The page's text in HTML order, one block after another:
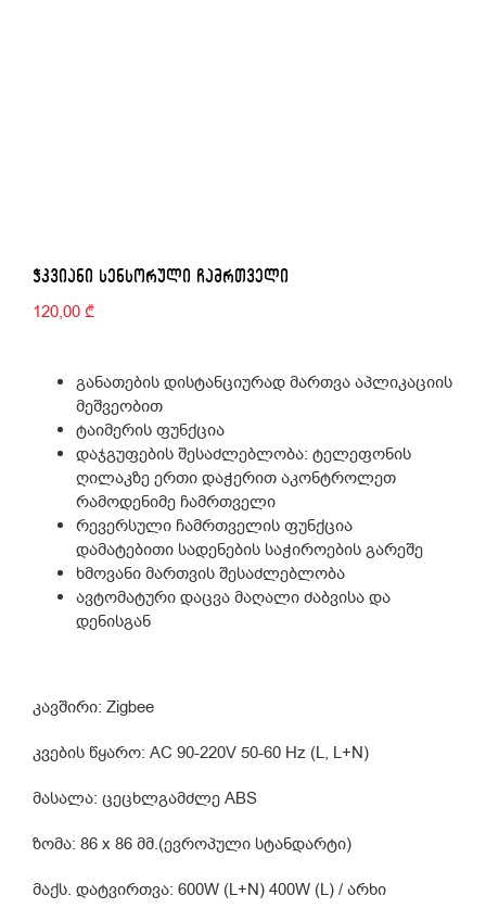
ᲭᲙᲕᲘᲐᲜᲘ ᲡᲔᲜᲡᲝᲠᲣᲚᲘ ᲩᲐᲛᲠᲗᲕᲔᲚᲘ
120,00 ₾
განათების დისტანციურად მართვა აპლიკაციის
მეშვეობით
ტაიმერის ფუნქცია
დაჯგუფების შესაძლებლობა: ტელეფონის
ღილაკზე ერთი დაჭერით აკონტროლეთ
რამოდენიმე ჩამრთველი
რევერსული ჩამრთველის ფუნქცია
დამატებითი სადენების საჭიროების გარეშე
ხმოვანი მართვის შესაძლებლობა
ავტომატური დაცვა მაღალი ძაბვისა და
დენისგან
კავშირი: Zigbee
კვების წყარო: AC 90-220V 50-60 Hz (L, L+N)
მასალა: ცეცხლგამძლე ABS
ზომა: 86 x 86 მმ.(ევროპული სტანდარტი)
მაქს. დატვირთვა: 600W (L+N) 400W (L) / არხი